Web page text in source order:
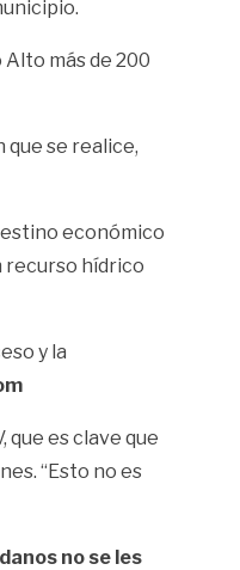
más de 200
se realice,
económico
recurso hídrico
y la
es clave que
“Esto no es
no se les